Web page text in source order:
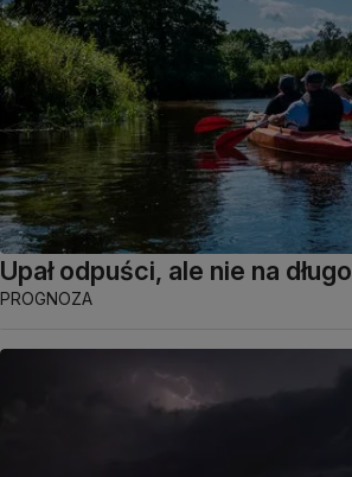
Upał odpuści, ale nie na długo
PROGNOZA